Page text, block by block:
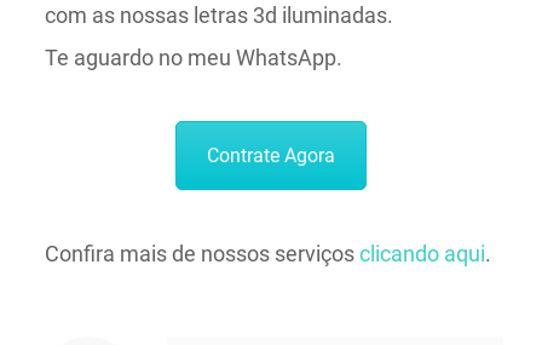
com as nossas letras 3d iluminadas.
Te aguardo no meu WhatsApp.
Contrate Agora
Confira mais de nossos serviçosclicando aqui.